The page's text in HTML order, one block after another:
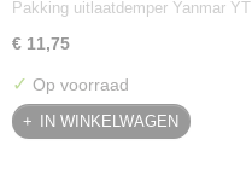
128300-13230
Pakking uitlaatdemper Yanmar
€ 11,75
✓ Op voorraad
IN WINKELWAGEN